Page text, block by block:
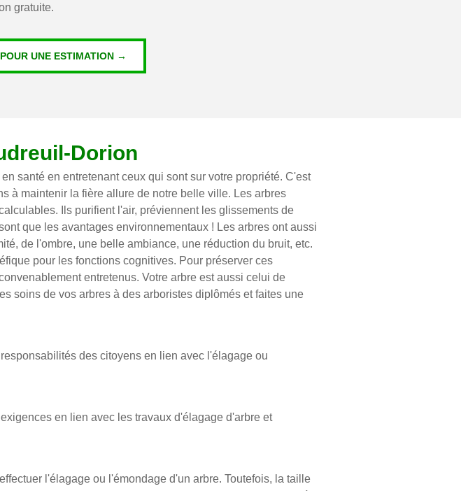
gratuite.
UNE ESTIMATION →
Dorion
santé en entretenant ceux qui sont sur votre propriété. C'est
à maintenir la fière allure de notre belle ville. Les arbres
Ils purifient l'air, préviennent les glissements de
que les avantages environnementaux ! Les arbres ont aussi
de l'ombre, une belle ambiance, une réduction du bruit, etc.
pour les fonctions cognitives. Pour préserver ces
entretenus. Votre arbre est aussi celui de
soins de vos arbres à des arboristes diplômés et faites une
des citoyens en lien avec l'élagage ou
en lien avec les travaux d'élagage d'arbre et
l'élagage ou l'émondage d'un arbre. Toutefois, la taille